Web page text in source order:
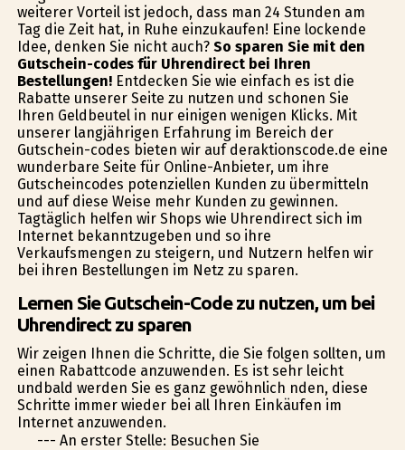
weiterer Vorteil ist jedoch, dass man 24 Stunden am
Tag die Zeit hat, in Ruhe einzukaufen! Eine lockende
Idee, denken Sie nicht auch? So sparen Sie mit den
Gutschein-codes für Uhrendirect bei Ihren
Bestellungen!Entdecken Sie wie einfach es ist die
Rabatte unserer Seite zu nutzen und schonen Sie
Ihren Geldbeutel in nur einigen wenigen Klicks. Mit
unserer langjährigen Erfahrung im Bereich der
Gutschein-codes bieten wir auf deraktionscode.de eine
wunderbare Seite für Online-Anbieter, um ihre
Gutscheincodes potenziellen Kunden zu übermitteln
und auf diese Weise mehr Kunden zu gewinnen.
Tagtäglich helfen wir Shops wie Uhrendirect sich im
Internet bekanntzugeben und so ihre
Verkaufsmengen zu steigern, und Nutzern helfen wir
bei ihren Bestellungen im Netz zu sparen.
Lernen Sie Gutschein-Code zu nutzen, um bei
Uhrendirect zu sparen
Wir zeigen Ihnen die Schritte, die Sie folgen sollten, um
einen Rabattcode anzuwenden. Es ist sehr leicht
undbald werden Sie es ganz gewöhnlich finden, diese
Schritte immer wieder bei all Ihren Einkäufen im
Internet anzuwenden.
--- An erster Stelle: Besuchen Sie